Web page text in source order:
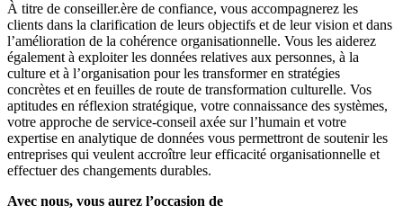
À titre de conseiller.ère de confiance, vous accompagnerez les
clients dans la clarification de leurs objectifs et de leur vision et dans
l’amélioration de la cohérence organisationnelle. Vous les aiderez
également à exploiter les données relatives aux personnes, à la
culture et à l’organisation pour les transformer en stratégies
concrètes et en feuilles de route de transformation culturelle. Vos
aptitudes en réflexion stratégique, votre connaissance des systèmes,
votre approche de service-conseil axée sur l’humain et votre
expertise en analytique de données vous permettront de soutenir les
entreprises qui veulent accroître leur efficacité organisationnelle et
effectuer des changements durables.
Avec nous, vous aurez l’occasion de